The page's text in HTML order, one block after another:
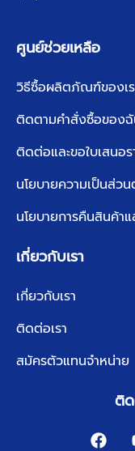
ศูนย์ช่วยเหลือ
วิธีซื้อผลิตภัณฑ์ของเ
ติดตามคำสั่งซื้อของ
ติดต่อและขอใบเสนอร
นโยบายความเป็นส่ว
นโยบายการคืนสินค้าแ
เกี่ยวกับเรา
เกี่ยวกับเรา
ติดต่อเรา
สมัครตัวแทนจำหน่าย
ติด